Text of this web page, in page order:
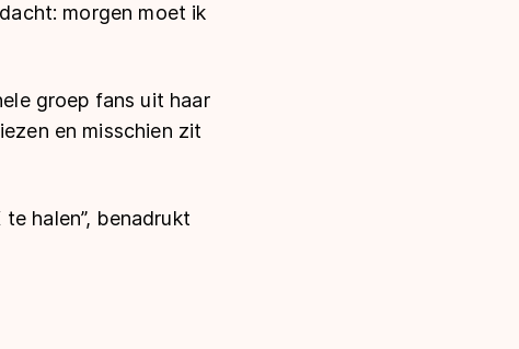
morgen moet ik
groep fans uit haar
en misschien zit
halen”, benadrukt